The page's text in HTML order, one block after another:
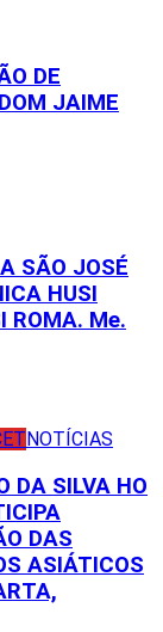
DE
JAIME
SÃO JOSÉ
HUSI
ROMA. Me.
NOTÍCIAS
DA SILVA HO
DAS
ASIÁTICOS